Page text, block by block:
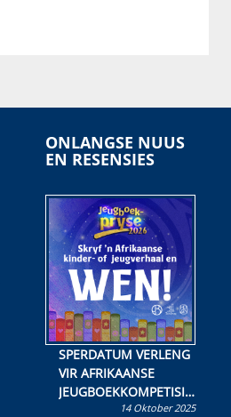
ONLANGSE NUUS
EN RESENSIES
SPERDATUM VERLENG
VIR AFRIKAANSE
JEUGBOEKKOMPETISIE
Skryf ’n jeugboek of
14 Oktober 2025